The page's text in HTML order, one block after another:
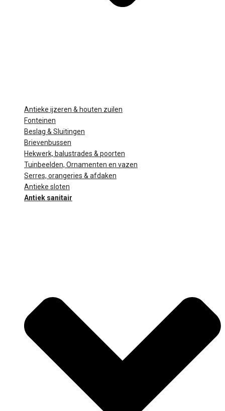
Antieke ijzeren & houten zuilen
Fonteinen
Beslag & Sluitingen
Brievenbussen
Hekwerk, balustrades & poorten
Tuinbeelden, Ornamenten en vazen
Serres, orangeries & afdaken
Antieke sloten
Antiek sanitair